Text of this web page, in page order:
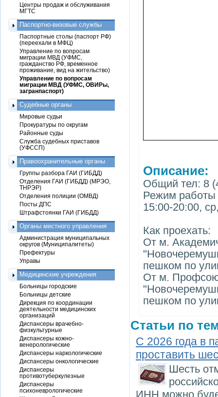
Описание:
Общий тел: 8
Режим работы
15:00-20:00,
Как проехать:
От м.
пешком по
От м.
пешком по
Статьи по
С 2026 года в
проставить
Шесть
ИНН можно
Центры продаж и обслуживания
МГТС
Паспортно-визовые службы
Паспортные столы (паспорт РФ)
(переехали в МФЦ)
Управление по вопросам
миграции МВД (УФМС,
гражданство РФ, временное
проживание, вид на жительство)
Управление по вопросам
миграции МВД (УФМС, ОВИРы,
загранпаспорт)
Судебные органы
Мировые судьи
Прокуратуры по округам
Районные суды
Служба судебных приставов
(УФССП)
Правоохранительные органы
Группы разбора ГАИ (ГИБДД)
Отделения ГАИ (ГИБДД) (МРЭО,
ТНРЭР)
Отделения полиции (ОМВД)
Посты ДПС
Штрафстоянки ГАИ (ГИБДД)
Органы местного управления
Администрация муниципальных
округов (Муниципалитеты)
Префектуры
Управы
Медицинские учреждения
Больницы городские
Больницы детские
Дирекция по координации
деятельности медицинских
организаций
Диспансеры врачебно-
физкультурные
Диспансеры кожно-
венерологические
Диспансеры наркологические
Диспансеры онкологические
Диспансеры
противотуберкулезные
Диспансеры
психоневрологические